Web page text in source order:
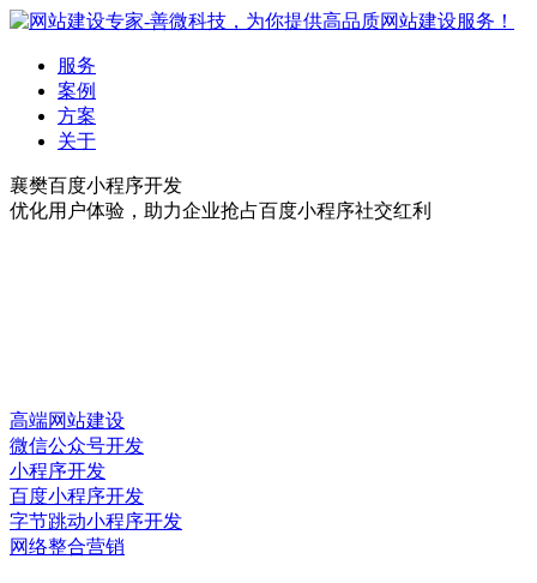
服务
案例
方案
关于
襄樊百度小程序开发
优化用户体验，助力企业抢占百度小程序社交红利
高端网站建设
微信公众号开发
小程序开发
百度小程序开发
字节跳动小程序开发
网络整合营销